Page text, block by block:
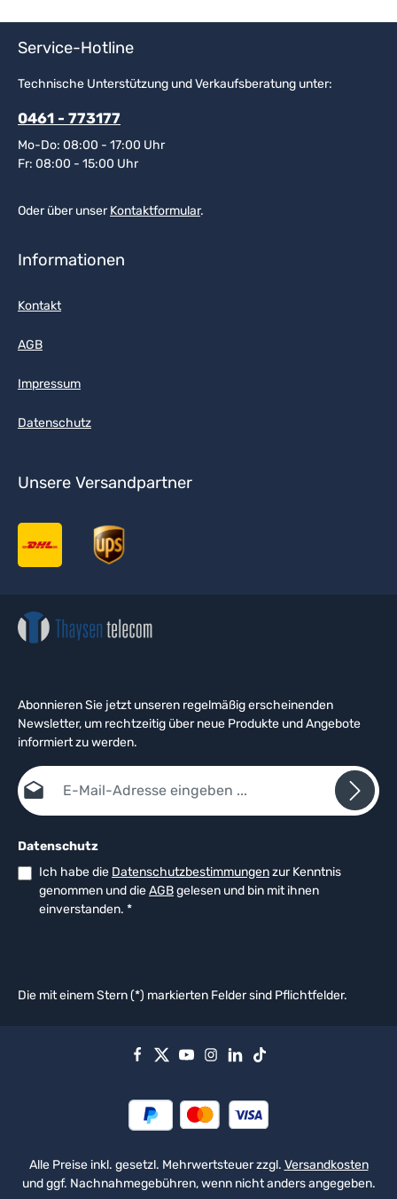
Service-Hotline
Technische Unterstützung und Verkaufsberatung unter:
0461 - 773177
Mo-Do: 08:00 - 17:00 Uhr
Fr: 08:00 - 15:00 Uhr
Oder über unserKontaktformular.
Informationen
Kontakt
AGB
Impressum
Datenschutz
Unsere Versandpartner
Abonnieren Sie jetzt unseren regelmäßig erscheinenden
Newsletter, um rechtzeitig über neue Produkte und Angebote
informiert zu werden.
E-Mail-Adresse*
Datenschutz
Ich habe die Datenschutzbestimmungenzur Kenntnis
genommen und dieAGBgelesen und bin mit ihnen
einverstanden. *
Die mit einem Stern (*) markierten Felder sind Pflichtfelder.
Alle Preise inkl. gesetzl. Mehrwertsteuer zzgl. Versandkosten
und ggf. Nachnahmegebühren, wenn nicht anders angegeben.